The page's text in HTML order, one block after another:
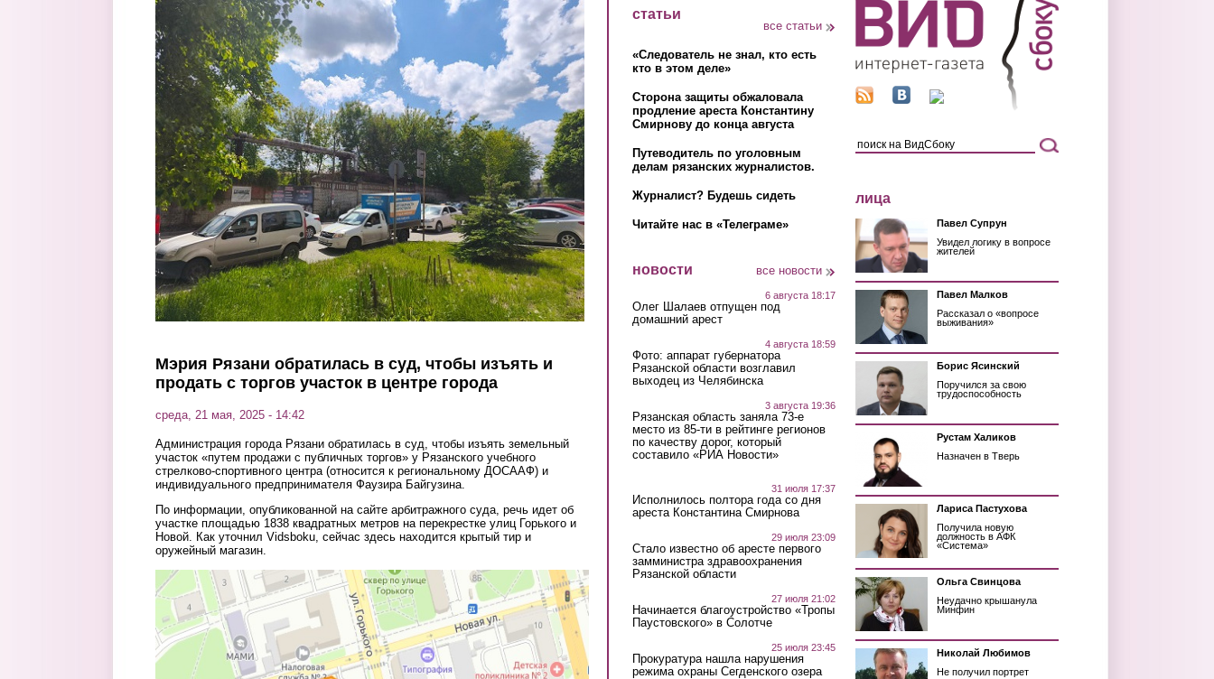
Перейти к основному содержанию
Мэрия Рязани обратилась в суд, чтобы изъять и
продать с торгов участок в центре города
среда, 21 мая, 2025 - 14:42
Администрация города Рязани обратилась в суд, чтобы изъять земельный
участок «путем продажи с публичных торгов» у Рязанского учебного
стрелково-спортивного центра (относится к региональному ДОСААФ) и
индивидуального предпринимателя Фаузира Байгузина.
По информации, опубликованной на сайте арбитражного суда, речь идет об
участке площадью 1838 квадратных метров на перекрестке улиц Горького и
Новой. Как уточнил Vidsboku, сейчас здесь находится крытый тир и
оружейный магазин.
karta.jpg
статьи
все статьи
«Следователь не знал, кто есть
кто в этом деле»
Сторона защиты обжаловала
продление ареста Константину
Смирнову до конца августа
Путеводитель по уголовным
делам рязанских журналистов.
Журналист? Будешь сидеть
Читайте нас в «Телеграме»
новости все новости
6 августа 18:17
Олег Шалаев отпущен под
домашний арест
4 августа 18:59
Фото: аппарат губернатора
Рязанской области возглавил
выходец из Челябинска
3 августа 19:36
Рязанская область заняла 73-е
место из 85-ти в рейтинге регионов
по качеству дорог, который
составило «РИА Новости»
31 июля 17:37
Исполнилось полтора года со дня
ареста Константина Смирнова
29 июля 23:09
Стало известно об аресте первого
замминистра здравоохранения
Рязанской области
27 июля 21:02
Начинается благоустройство «Тропы
Паустовского» в Солотче
25 июля 23:45
Прокуратура нашла нарушения
режима охраны Сегденского озера
лица
Павел Супрун
Увидел логику в вопросе
жителей
Павел Малков
Рассказал о «вопросе
выживания»
Борис Ясинский
Поручился за свою
трудоспособность
Рустам Халиков
Назначен в Тверь
Лариса Пастухова
Получила новую
должность в АФК
«Система»
Ольга Свинцова
Неудачно крышанула
Минфин
Николай Любимов
Не получил портрет